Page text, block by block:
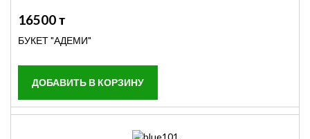
16500 т
БУКЕТ "АДЕМИ"